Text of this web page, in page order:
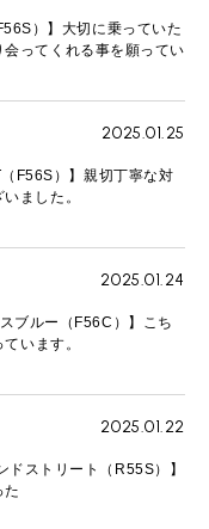
）】大切に乗っていた
ってくれる事を願ってい
2025.01.25
F56S）】親切丁寧な対
ました。
2025.01.24
ブルー（F56C）】こち
います。
2025.01.22
ストリート（R55S）】
た